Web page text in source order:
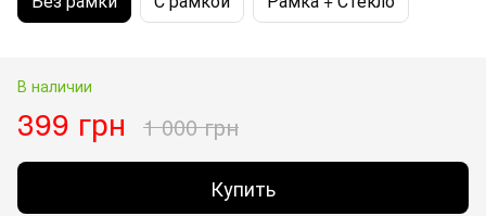
В наличии
399 грн 1 000 грн
Купить